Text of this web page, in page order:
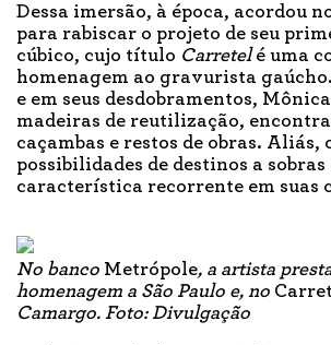
Dessa imersão, à época, acordou
para rabiscar o projeto de seu
cúbico, cujo título Carretelé uma
homenagem ao gravurista
e em seus desdobramentos,
madeiras de reutilização,
caçambas e restos de obras. Aliás,
possibilidades de destinos a
característica recorrente em suas
No banco Metrópole, a artista
homenagem a São Paulo e, no
Camargo. Foto: Divulgação